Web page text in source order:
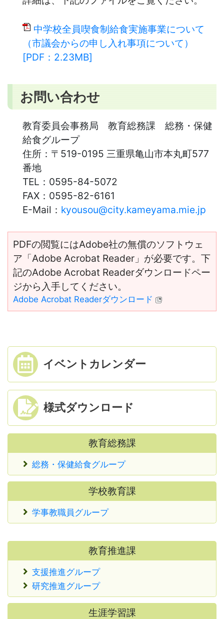
イベント カレンダー
様式ダウンロード
教育総務課
総務・保健給食グループ
学校教育課
学事教職員グループ
教育推進課
支援推進グループ
研究推進グループ
生涯学習課
中学校全員喫食制給食実施事業について
（市議会からの申し入れ事項について）
[PDF：2.23MB]
お問い合わせ
教育委員会事務局 教育総務課 総務・保健
給食グループ
住所： 〒519-0195 三重県亀山市本丸町577
番地
TEL： 0595-84-5072
FAX： 0595-82-6161
E-Mail： kyousou@city.kameyama.mie.jp
PDFの閲覧にはAdobe社の無償のソフトウェ
ア「Adobe Acrobat Reader」が必要です。下
記のAdobe Acrobat Readerダウンロードペー
ジから入手してください。
Adobe Acrobat Readerダウンロード